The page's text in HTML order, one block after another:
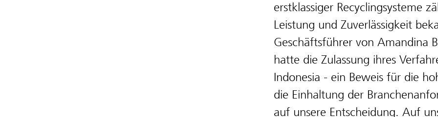
erstklassiger Recyclingsysteme
Leistung und Zuverlässigkeit
Geschäftsführer von Amandina
hatte die Zulassung ihres
Indonesia - ein Beweis für die
die Einhaltung der
auf unsere Entscheidung. Auf